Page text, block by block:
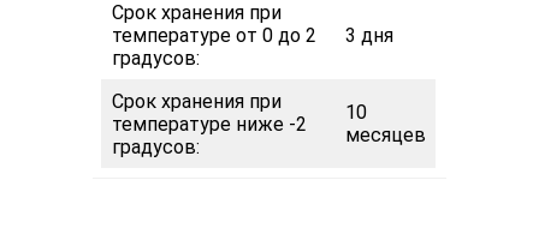
Срок хранения при
температуре от 0 до 2
градусов:
3 дня
Срок хранения при
температуре ниже -2
градусов:
10
месяцев